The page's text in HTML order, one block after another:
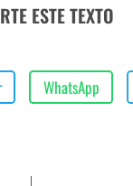
ESTE TEXTO
WhatsApp